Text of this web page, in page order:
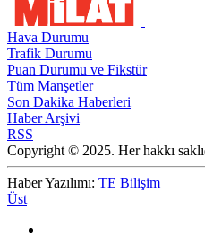
Hava Durumu
Trafik Durumu
Puan Durumu ve Fikstür
Tüm Manşetler
Son Dakika Haberleri
Haber Arşivi
RSS
Copyright © 2025. Her hakkı
Haber Yazılımı: TE Bilişim
Üst